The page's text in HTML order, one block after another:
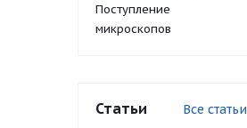
Поступление
микроскопов
Статьи Все статьи